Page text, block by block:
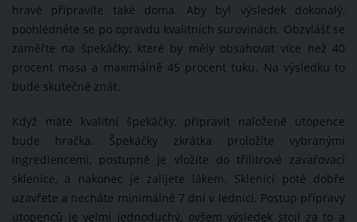
hravě připravíte také doma. Aby byl výsledek dokonalý,
poohlédněte se po opravdu kvalitních surovinách. Obzvlášť se
zaměřte na špekáčky, které by měly obsahovat více než 40
procent masa a maximálně 45 procent tuku. Na výsledku to
bude skutečně znát.
Když máte kvalitní špekáčky, připravit naložené utopence
bude hračka. Špekáčky zkrátka proložíte vybranými
ingrediencemi, postupně je vložíte do třílitrové zavařovací
sklenice, a nakonec je zalijete lákem. Sklenici poté dobře
uzavřete a necháte minimálně 7 dní v lednici. Postup přípravy
utopenců je velmi jednoduchý, ovšem výsledek stojí za to a